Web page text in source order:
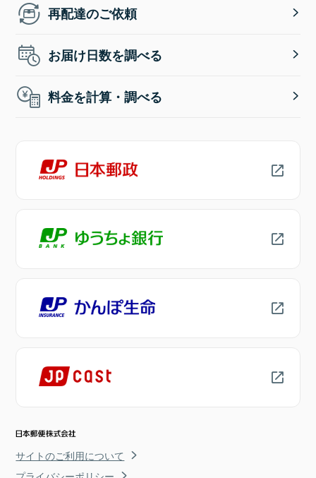
再配達のご依頼
お届け日数を調べる
料金を計算・調べる
サイトのご利用について